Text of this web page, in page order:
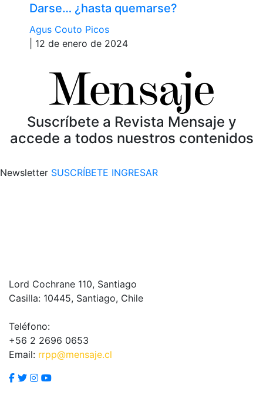
Darse… ¿hasta quemarse?
Agus Couto Picos
| 12 de enero de 2024
Suscríbete a Revista Mensaje y
accede a todos nuestros contenidos
Newsletter SUSCRÍBETE INGRESAR
Lord Cochrane 110, Santiago
Casilla: 10445, Santiago, Chile
Teléfono:
+56 2 2696 0653
Email: rrpp@mensaje.cl